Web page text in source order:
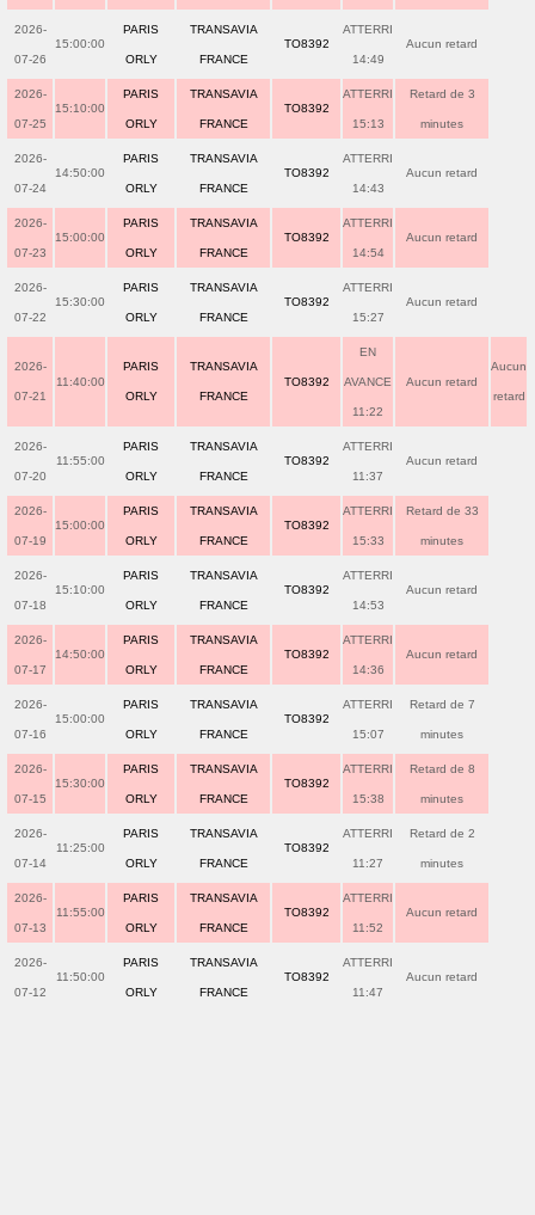
2026-
07-26
15:00:00
PARIS
ORLY
TRANSAVIA
FRANCE
TO8392
ATTERRI
14:49
Aucun retard
2026-
07-25
15:10:00
PARIS
ORLY
TRANSAVIA
FRANCE
TO8392
ATTERRI
15:13
Retard de 3
minutes
2026-
07-24
14:50:00
PARIS
ORLY
TRANSAVIA
FRANCE
TO8392
ATTERRI
14:43
Aucun retard
2026-
07-23
15:00:00
PARIS
ORLY
TRANSAVIA
FRANCE
TO8392
ATTERRI
14:54
Aucun retard
2026-
07-22
15:30:00
PARIS
ORLY
TRANSAVIA
FRANCE
TO8392
ATTERRI
15:27
Aucun retard
2026-
07-21
11:40:00
PARIS
ORLY
TRANSAVIA
FRANCE
TO8392
EN
AVANCE
11:22
Aucun retard
Aucun
retard
2026-
07-20
11:55:00
PARIS
ORLY
TRANSAVIA
FRANCE
TO8392
ATTERRI
11:37
Aucun retard
2026-
07-19
15:00:00
PARIS
ORLY
TRANSAVIA
FRANCE
TO8392
ATTERRI
15:33
Retard de 33
minutes
2026-
07-18
15:10:00
PARIS
ORLY
TRANSAVIA
FRANCE
TO8392
ATTERRI
14:53
Aucun retard
2026-
07-17
14:50:00
PARIS
ORLY
TRANSAVIA
FRANCE
TO8392
ATTERRI
14:36
Aucun retard
2026-
07-16
15:00:00
PARIS
ORLY
TRANSAVIA
FRANCE
TO8392
ATTERRI
15:07
Retard de 7
minutes
2026-
07-15
15:30:00
PARIS
ORLY
TRANSAVIA
FRANCE
TO8392
ATTERRI
15:38
Retard de 8
minutes
2026-
07-14
11:25:00
PARIS
ORLY
TRANSAVIA
FRANCE
TO8392
ATTERRI
11:27
Retard de 2
minutes
2026-
07-13
11:55:00
PARIS
ORLY
TRANSAVIA
FRANCE
TO8392
ATTERRI
11:52
Aucun retard
2026-
07-12
11:50:00
PARIS
ORLY
TRANSAVIA
FRANCE
TO8392
ATTERRI
11:47
Aucun retard